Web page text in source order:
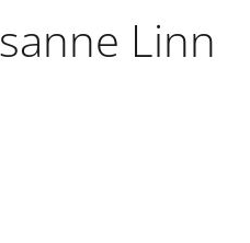
Linn